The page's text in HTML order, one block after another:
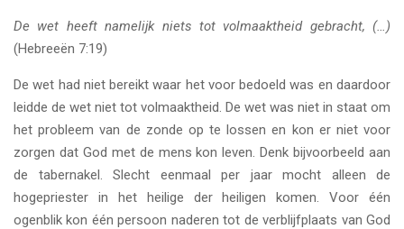
De wet heeft namelijk niets tot volmaaktheid gebracht, (…)
(Hebreeën 7:19)
De wet had niet bereikt waar het voor bedoeld was en daardoor
leidde de wet niet tot volmaaktheid. De wet was niet in staat om
het probleem van de zonde op te lossen en kon er niet voor
zorgen dat God met de mens kon leven. Denk bijvoorbeeld aan
de tabernakel. Slecht eenmaal per jaar mocht alleen de
hogepriester in het heilige der heiligen komen. Voor één
ogenblik kon één persoon naderen tot de verblijfplaats van God